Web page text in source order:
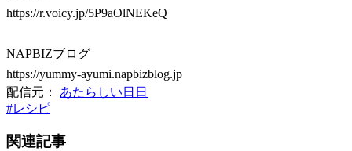
https://r.voicy.jp/5P9aOlNEKeQ
NAPBIZブログ
https://yummy-ayumi.napbizblog.jp
配信元： あたらしい日日
#レシピ
関連記事